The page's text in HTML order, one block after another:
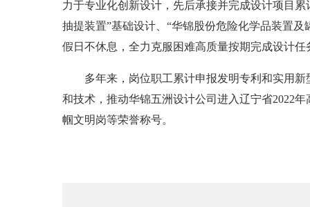
力于专业化创新设计，先后承接并完成设计项目
抽提装置”基础设计、“华锦股份危险化学品装置
假日不休息，全力克服困难高质量按期完成设计任
多年来，岗位职工累计申报发明专利和实用新
和技术，推动华锦五洲设计公司进入辽宁省2022
帼文明岗等荣誉称号。